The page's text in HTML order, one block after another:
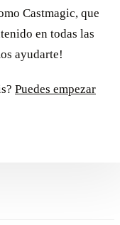
Castmagic, que
en todas las
ayudarte!
Puedes empezar